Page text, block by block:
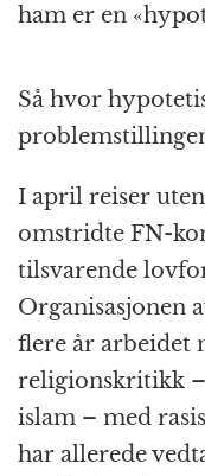
ham er en
Så hvor
I april reiser
omstridte FN-
tilsvarende
Organisasjonen
flere år arbeidet
religionskritikk
islam – med
har allerede